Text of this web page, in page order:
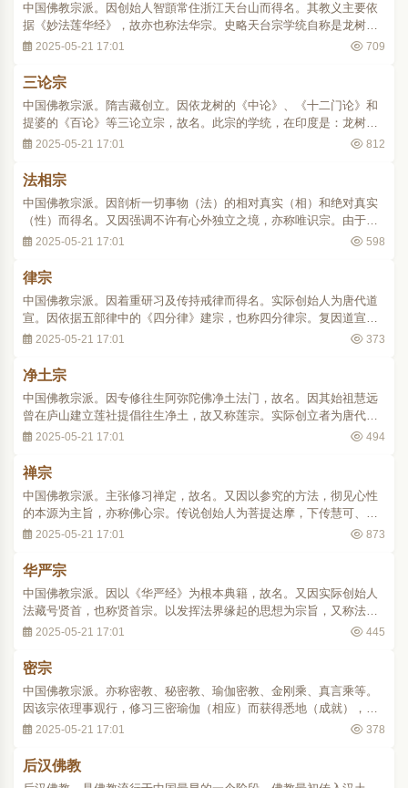
心愿，乃至有了“..
中国佛教宗派。因创始人智顗常住浙江天台山而得名。其教义主要依
据《妙法莲华经》，故亦也称法华宗。史略天台宗学统自称是龙树、
慧文、慧思、智顗、灌顶、智威、玄朗、湛然九祖相承。该宗思想，
解释《大品》道种智、一切智和一切种智之文..
2025-05-21 17:01 709
三论宗
中国佛教宗派。隋吉藏创立。因依龙树的《中论》、《十二门论》和
提婆的《百论》等三论立宗，故名。此宗的学统，在印度是：龙树一
提婆一罗睺罗一青目一须利耶苏摩一鸠摩罗什。在中国则是：鸠摩罗
尼灭后第一个重要的大乘佛教学者。其《中论..
2025-05-21 17:01 812
法相宗
中国佛教宗派。因剖析一切事物（法）的相对真实（相）和绝对真实
（性）而得名。又因强调不许有心外独立之境，亦称唯识宗。由于创
始者玄奘及其弟子窥基常住大慈恩寺，故又称慈恩宗。史略创始人玄
译了《成唯识论》，奠定了法相宗的理论基础..
2025-05-21 17:01 598
律宗
中国佛教宗派。因着重研习及传持戒律而得名。实际创始人为唐代道
宣。因依据五部律中的《四分律》建宗，也称四分律宗。复因道宣住
终南山，又有南山律宗或南山宗之称。史略相传释迦在世时，为约束
后因佛教各派对戒律的理解不尽一致，所传戒..
2025-05-21 17:01 373
净土宗
中国佛教宗派。因专修往生阿弥陀佛净土法门，故名。因其始祖慧远
曾在庐山建立莲社提倡往生净土，故又称莲宗。实际创立者为唐代善
导。历代祖师并无前后传承法统，均为后人据其弘扬净土的贡献推戴
照、少康、延寿、省常、祩宏、智旭、行策、..
2025-05-21 17:01 494
禅宗
中国佛教宗派。主张修习禅定，故名。又因以参究的方法，彻见心性
的本源为主旨，亦称佛心宗。传说创始人为菩提达摩，下传慧可、僧
璨、道信，至五祖弘忍下分为南宗惠能，北宗神秀，时称南能北秀。
至南北朝时曾译出多种禅经，禅学成为相当重..
2025-05-21 17:01 873
华严宗
中国佛教宗派。因以《华严经》为根本典籍，故名。又因实际创始人
法藏号贤首，也称贤首宗。以发挥法界缘起的思想为宗旨，又称法界
宗。史略此宗传承为杜顺一智俨一法藏一澄观一宗密。该宗推戴杜顺
潼西北）人，尝从因圣寺僧道珍学习禅法，后..
2025-05-21 17:01 445
密宗
中国佛教宗派。亦称密教、秘密教、瑜伽密教、金刚乘、真言乘等。
因该宗依理事观行，修习三密瑜伽（相应）而获得悉地（成就），故
名。渊源印度最后一个时期的佛教中密教盛行，其教典总称为怛多
实践上则以高度组织化了的咒术、礼仪、本尊信..
2025-05-21 17:01 378
后汉佛教